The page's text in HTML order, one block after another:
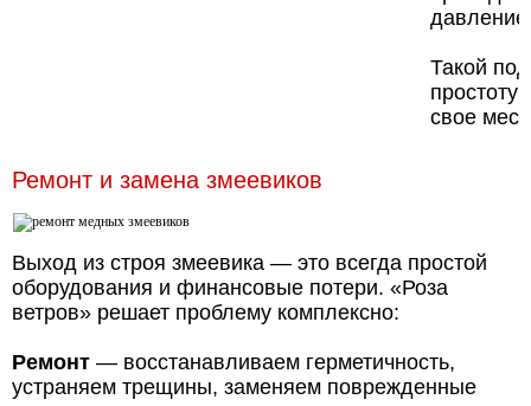
Такой
свое
Ремонт и замена змеевиков
Выход из строя змеевика — это всегда простой
оборудования и финансовые потери. «Роза
ветров» решает проблему комплексно:
Ремонт — восстанавливаем герметичность,
устраняем трещины, заменяем поврежденные